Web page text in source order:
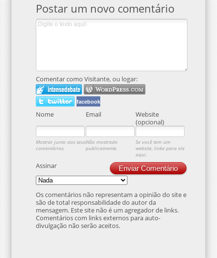
Postar um novo comentário
Comentar como Visitante, ou logar:
facebook
Nome Email
Website
(opcional)
Mostrar junto aos seus
comentários.
Não mostrado
publicamente.
Se você tem um
website, linke para ele
aqui.
Enviar Comentário
Assinar
Os comentários não representam a opinião do site e
são de total responsabilidade do autor da
mensagem. Este site não é um agregador de links.
Comentários com links externos para auto-
divulgação não serão aceitos.